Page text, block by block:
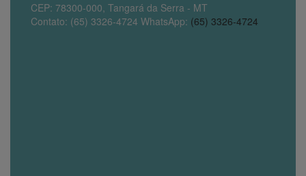
CEP: 78300-000, Tangará da Serra - MT
Contato: (65) 3326-4724 WhatsApp: (65) 3326-4724